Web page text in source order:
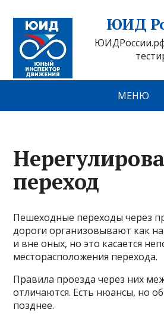
ЮИД
МЕНЮ
переход
Пешеходные переходы через
дороги организовывают как на
и вне оных, но это касается
месторасположения перехода.
Правила проезда через них
отличаются. Есть нюансы, но
позднее.